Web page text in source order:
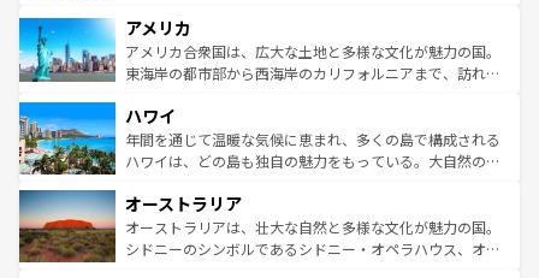
ンツ一覧を参照してほしい。
の建物がそのまま残る町や、スイスならではのユニークな
博物館もあり、アルプス観光だけでなく町歩きも満喫する
ことができる。国民の所得が高いため物価も高いが、旅行
ば市内交通費無料で観光を楽しむこともできる。 なお、新
着のスイス情報はコンテンツ一覧 を参照してほしい。
アメリカ
アメリカ合衆国は、広大な土地と多様な文化が魅力の国。
東海岸の都市部から西海岸のカリフォルニアまで、訪れる
のような巨大都市は、観光、ショッピング、エンターテイ
ンメントが詰まった刺激的なスポットだ。一方、アメリカ
西部には大自然が広がり、グランドキャニオンやイエロー
部のニューオーリンズでは、音楽と美食が融合した独特の
文化が魅力。旅行者はアメリカの各地域で異なる魅力を楽
しみながら、その多様性と豊かな歴史を感じることができ
ハワイ
年間を通じて温暖な気候に恵まれ、多くの島で構成される
ハワイは、どの島も独自の魅力をもっている。大自然の神
ワイ島は見逃せない。また、定番の観光地といえばオアフ
島だが、静かな自然を求めるならマウイ島やカウアイ島が
おすすめ。エメラルドグリーンに輝く海をはじめ、豊かな
オーストラリア
オーストラリアは、壮大な自然と多様な文化が魅力の国。
シドニーのシンボルであるシドニー・オペラハウス、オー